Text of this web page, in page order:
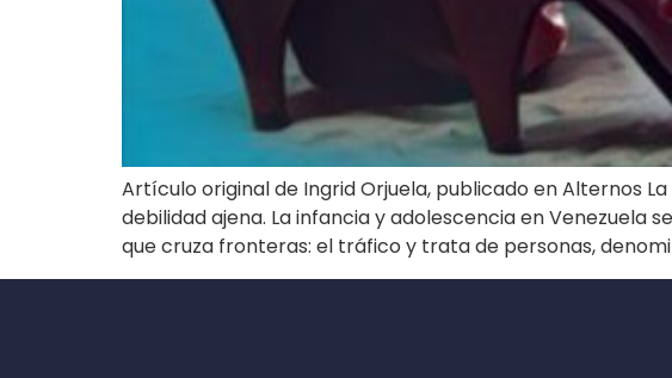
Artículo original de Ingrid Orjuela, publicado en Alternos
debilidad ajena. La infancia y adolescencia en
que cruza fronteras: el tráfico y trata de personas,